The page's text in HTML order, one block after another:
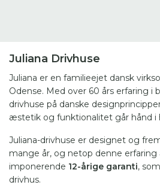
Juliana Drivhuse
Juliana er en familieejet dansk
Odense. Med over 60 års erfaring i
drivhuse på danske
æstetik og funktionalitet går hånd i
Juliana-drivhuse er designet og
mange år, og netop denne erfaring
imponerende 12-årige garanti,
drivhus.